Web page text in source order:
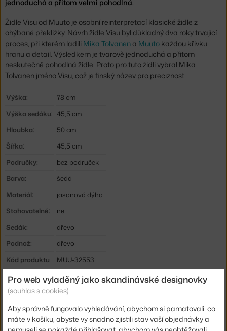
jednoduchá a přitom velmi pohodlná.
Židle Visu od Muuto je osobní reinterpretací klasické židle z
ohýbané překližky. Návrh židle Visu byl důkladný dva roky trvající
proces, při kterém ladili Mika Tolvanen a Muuto každou křivku,
hranu a detail. Výsledkem je tvarově jednoduchá a přitom
neskutečně pohodlná židle. Proto pro tuto židli vybral Mika
Tolvanen jméno Visu, což je finský název pro preciznost.
Výška:
78 cm
Výška sedáku: 45,5 cm
Hloubka:
50 cm
Šířka:
45,5 cm
Područky:
bez područek
Barva:
šedá
Materiál:
jasanová dýha
Stohovatelné:
ne
Sedák:
dřevo
Podnož:
dřevo
Kód produktu
MUU-32553
EAN
5713294831902
Související produkty
Pro web vyladěný jako skandinávské designovky
(souhlas s cookies)
Aby správně fungovalo vyhledávání, abychom si pamatovali, co
máte v košíku, abyste vy snadno zjistili stav vaší objednávky a